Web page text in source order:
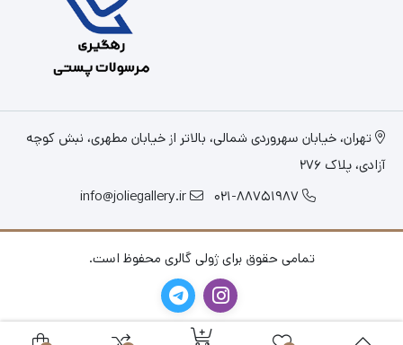
تهران، خیابان سهروردی شمالی، بالاتر از خیابان مطهری، نبش کوچه
آزادی، پلاک 276
021-88751987
info@joliegallery.ir
تمامی حقوق برای ژولی گالری محفوظ است.